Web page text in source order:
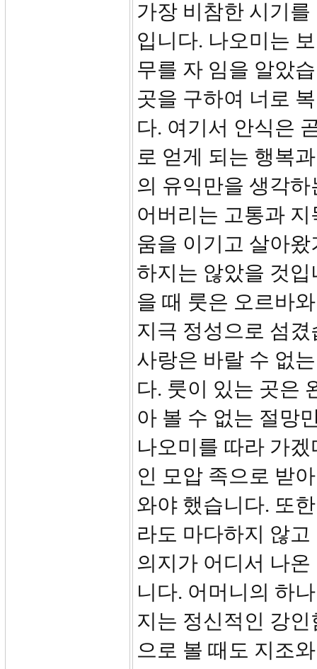
가장 비참한 시기
입니다. 나오미는
무를 자 임을 알았
곳을 구하여 너로
다. 여기서 안식은
로 얻게 되는 행복
의 유익만을 생각
어버리는 고통과
움을 이기고 살아
하지는 않았을 것
을 때 룻은 오르바
지극 정성으로 섬
사랑은 바랄 수 없
다. 룻이 있는 곳은
아 볼 수 없는 절망
나오미를 따라 가
인 모압 족으로 받
와야 했습니다. 또
라도 마다하지 않
의지가 어디서 나
니다. 어머니의 하
지는 정신적인 강
으로 볼 때도 지조